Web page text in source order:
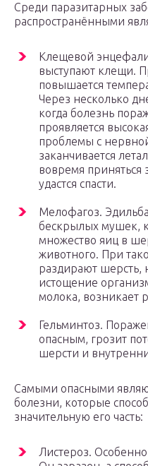
Среди паразитарных
распространёнными
Клещевой
выступают клещи.
повышается
Через несколько
когда болезнь
проявляется
проблемы с
заканчивается
вовремя приняться
удастся спасти.
Мелофагоз.
бескрылых мушек,
множество яиц в
животного. При
раздирают шерсть,
истощение
молока, возникает
Гельминтоз.
опасным, грозит
шерсти и
Самыми опасными
болезни, которые
значительную его часть:
Листероз.